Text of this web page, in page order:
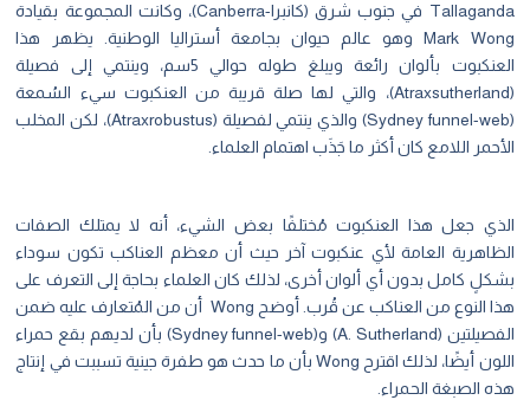
Tallaganda في جنوب شرق (كانبرا-Canberra)، وكانت المجموعة بقيادة
Mark Wong وهو عالم حيوان بجامعة أستراليا الوطنية. يظهر هذا
العنكبوت بألوان رائعة ويبلغ طوله حوالي 5سم، وينتمي إلى فصيلة
(Atraxsutherland)، والتي لها صلة قريبة من العنكبوت سيء السُمعة
(Sydney funnel-web) والذي ينتمي لفصيلة (Atraxrobustus)، لكن المخلب
الأحمر اللامع كان أكثر ما جَذَب اهتمام العلماء.
الذي جعل هذا العنكبوت مُختلفًا بعض الشيء، أنه لا يمتلك الصفات
الظاهرية العامة لأي عنكبوت آخر حيث أن معظم العناكب تكون سوداء
بشكلٍ كامل بدون أي ألوان أخرى، لذلك كان العلماء بحاجة إلى التعرف على
هذا النوع من العناكب عن قُرب. أوضح Wong أن من المُتعارف عليه ضمن
الفصيلتين (A. Sutherland) و(Sydney funnel-web) بأن لديهم بقع حمراء
اللون أيضًا، لذلك اقترح Wong بأن ما حدث هو طفرة جينية تسببت في إنتاج
هذه الصبغة الحمراء.